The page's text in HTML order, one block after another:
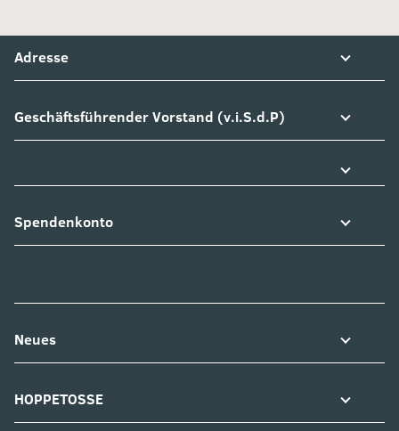
Adresse
Geschäftsführender Vorstand (v.i.S.d.P)
Spendenkonto
Neues
HOPPETOSSE